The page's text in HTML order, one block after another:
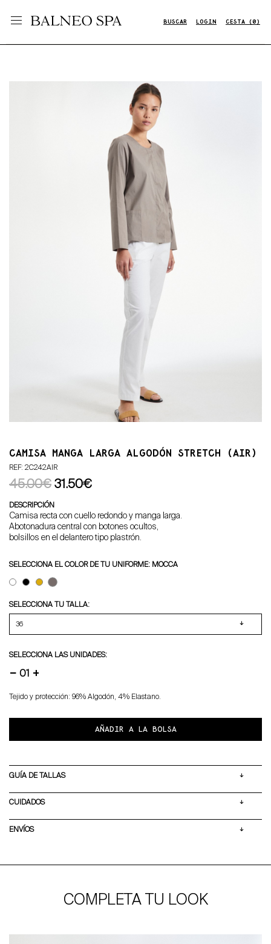
BUSCAR LOGIN CESTA (0)
CAMISA MANGA LARGA ALGODÓN STRETCH (AIR)
REF: 2C242AIR
45.00€31.50€
DESCRIPCIÓN
Camisa recta con cuello redondo y manga larga.
Abotonadura central con botones ocultos,
bolsillos en el delantero tipo plastrón.
SELECCIONA EL COLOR DE TU UNIFORME: MOCCA
SELECCIONA TU TALLA:
SELECCIONA LAS UNIDADES:
− +
Tejido y protección: 96% Algodón, 4% Elastano.
AÑADIR A LA BOLSA
GUÍA DE TALLAS
CUIDADOS
ENVÍOS
COMPLETA TU LOOK